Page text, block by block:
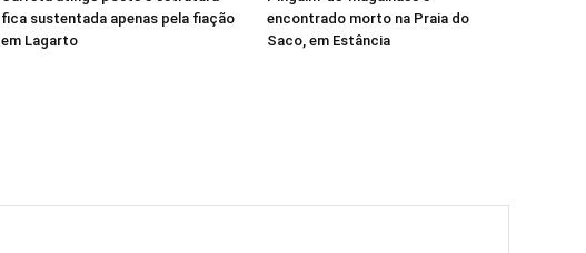
fica sustentada apenas pela fiação
em Lagarto
encontrado morto na Praia do
Saco, em Estância